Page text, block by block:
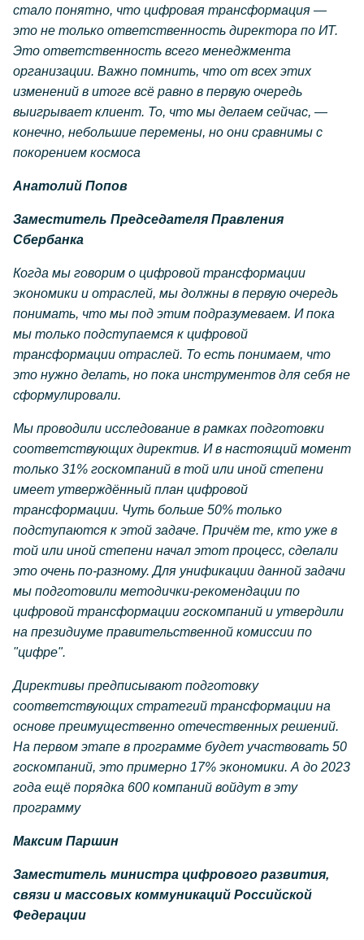
стало понятно, что цифровая трансформация —
это не только ответственность директора по ИТ.
Это ответственность всего менеджмента
организации. Важно помнить, что от всех этих
изменений в итоге всё равно в первую очередь
выигрывает клиент. То, что мы делаем сейчас, —
конечно, небольшие перемены, но они сравнимы с
покорением космоса
Анатолий Попов
Заместитель Председателя Правления
Сбербанка
Когда мы говорим о цифровой трансформации
экономики и отраслей, мы должны в первую очередь
понимать, что мы под этим подразумеваем. И пока
мы только подступаемся к цифровой
трансформации отраслей. То есть понимаем, что
это нужно делать, но пока инструментов для себя не
сформулировали.
Мы проводили исследование в рамках подготовки
соответствующих директив. И в настоящий момент
только 31% госкомпаний в той или иной степени
имеет утверждённый план цифровой
трансформации. Чуть больше 50% только
подступаются к этой задаче. Причём те, кто уже в
той или иной степени начал этот процесс, сделали
это очень по-разному. Для унификации данной задачи
мы подготовили методички-рекомендации по
цифровой трансформации госкомпаний и утвердили
на президиуме правительственной комиссии по
"цифре".
Директивы предписывают подготовку
соответствующих стратегий трансформации на
основе преимущественно отечественных решений.
На первом этапе в программе будет участвовать 50
госкомпаний, это примерно 17% экономики. А до 2023
года ещё порядка 600 компаний войдут в эту
программу
Максим Паршин
Заместитель министра цифрового развития,
связи и массовых коммуникаций Российской
Федерации